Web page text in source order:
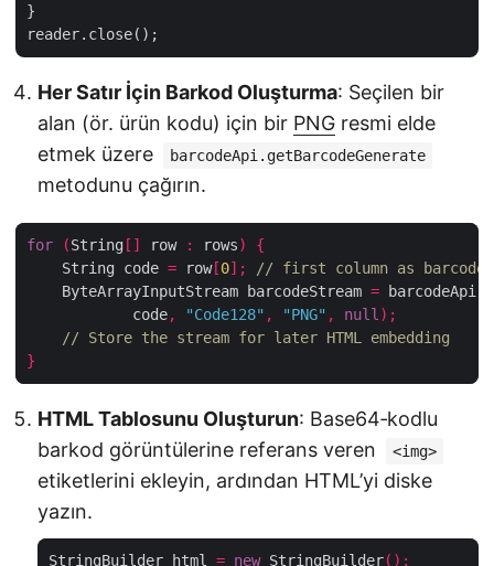
}
Her Satır İçin Barkod Oluşturma: Seçilen bir
alan (ör. ürün kodu) için bir PNG resmi elde
etmek üzere
barcodeApi.getBarcodeGenerate
metodunu çağırın.
for (String [] row : rows)
{
    String code
= row[0];
// first column as barcode
    ByteArrayInputStream barcodeStream
= barcodeApi
            code
, "Code128" , "PNG" , null );
// Store the stream for later HTML embedding
}
HTML Tablosunu Oluşturun: Base64‑kodlu
barkod görüntülerine referans veren
<img>
etiketlerini ekleyin, ardından HTML’yi diske
yazın.
StringBuilder html = new StringBuilder();